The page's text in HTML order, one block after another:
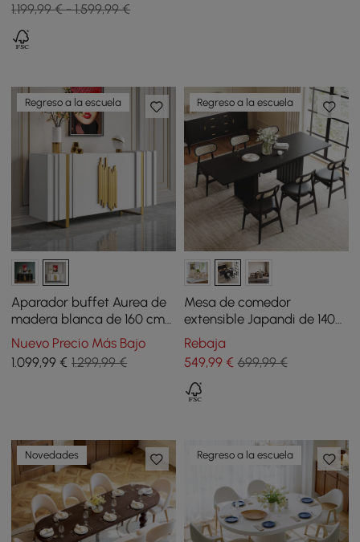
1.199,99 € - 1.599,99 €
Regreso a la escuela
Aparador buffet Aurea de
madera blanca de 160 cm
con 2 puertas y 2 estantes
Nuevo Precio Más Bajo
1.099,99 € 1.299,99 €
Regreso a la escuela
Mesa de comedor
extensible Japandi de 1400
mm a 2200 mm en
acabado negro
Rebaja
549,99€ 699,99 €
Novedades Regreso a la escuela